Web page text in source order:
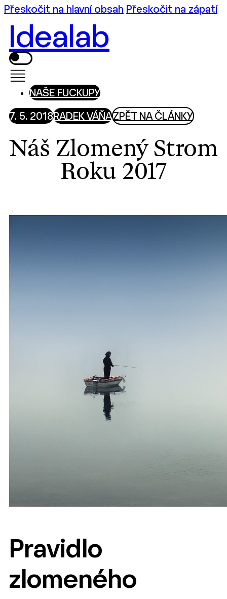
Přeskočit na hlavní obsah Přeskočit na zápatí
Idealab
NAŠE FUCKUPY
7. 5. 2018RADEK VÁŇAZPĚT NA ČLÁNKY
Náš Zlomený Strom
Roku 2017
Pravidlo
zlomeného